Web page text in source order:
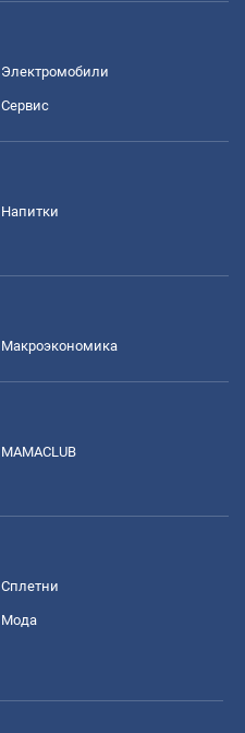
Электромобили
Сервис
Напитки
Mакроэкономика
MAMACLUB
Сплетни
Мода